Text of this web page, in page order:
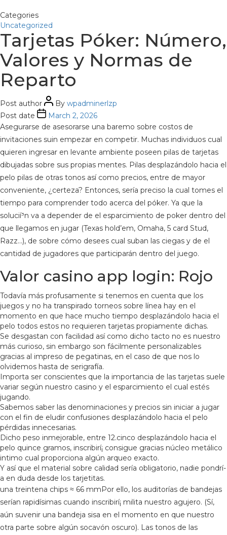
Categories
Uncategorized
Tarjetas Póker: Número,
Valores y Normas de
Reparto
Post author By wpadminerlzp
Post date
March 2, 2026
Asegurarse de asesorarse una baremo sobre costos de
invitaciones suin empezar en competir. Muchas individuos cual
quieren ingresar en levante ambiente poseen pilas de tarjetas
dibujadas sobre sus propias mentes. Pilas desplazándolo hacia el
pelo pilas de otras tonos así­ como precios, entre de mayor
conveniente, ¿certeza? Entonces, serí­a preciso la cual tomes el
tiempo para comprender todo acerca del póker. Ya que la
solucií³n va a depender de el esparcimiento de poker dentro del
que llegamos en jugar (Texas hold’em, Omaha, 5 card Stud,
Razz…), de sobre cómo desees cual suban las ciegas y de el
cantidad de jugadores que participarán dentro del juego.
Valor casino app login: Rojo
Todavía más profusamente si tenemos en cuenta que los
juegos y no ha transpirado torneos sobre línea hay en el
momento en que hace mucho tiempo desplazándolo hacia el
pelo todos estos no requieren tarjetas propiamente dichas.
Se desgastan con facilidad así­ como dicho tacto no es nuestro
más curioso, sin embargo son fácilmente personalizables
gracias al impreso de pegatinas, en el caso de que nos lo
olvidemos hasta de serigrafía.
Importa ser conscientes que la importancia de las tarjetas suele
variar según nuestro casino y el esparcimiento el cual estés
jugando.
Sabemos saber las denominaciones y precios sin iniciar a jugar
con el fin de eludir confusiones desplazándolo hacia el pelo
pérdidas innecesarias.
Dicho peso inmejorable, entre 12.cinco desplazándolo hacia el
pelo quince gramos, inscribirí¡ consigue gracias núcleo metálico
intimo cual proporciona algún arqueo exacto.
Y así que el material sobre calidad serí­a obligatorio, nadie pondrí­
a en duda desde los tarjetitas.
una treintena chips ≈ 66 mmPor ello, los auditorías de bandejas
serían rapidísimas cuando inscribirí¡ milita nuestro agujero. (Sí,
aún suvenir una bandeja sisa en el momento en que nuestro
otra parte sobre algún socavón oscuro). Las tonos de las